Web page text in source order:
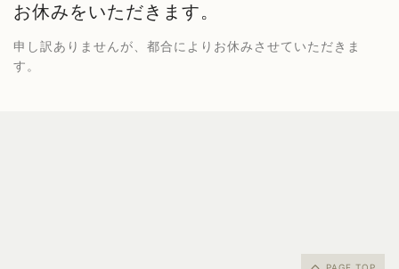
お休みをいただきます。
申し訳ありませんが、都合によりお休みさせていただきま
す。